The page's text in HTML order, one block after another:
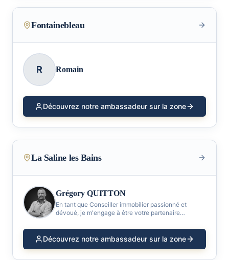
Fontainebleau
R Romain
Découvrez notre ambassadeur sur la zone
La Saline les Bains
Grégory QUITTON
En tant que Conseiller immobilier passionné et
dévoué, je m'engage à être votre partenaire
financières et patrimoniales.
Découvrez notre ambassadeur sur la zone